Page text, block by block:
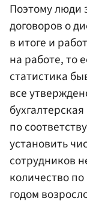
Поэтому люди
договоров о
в итоге и
на работе, то
статистика
все
по
установить
сотрудников
количество
годом